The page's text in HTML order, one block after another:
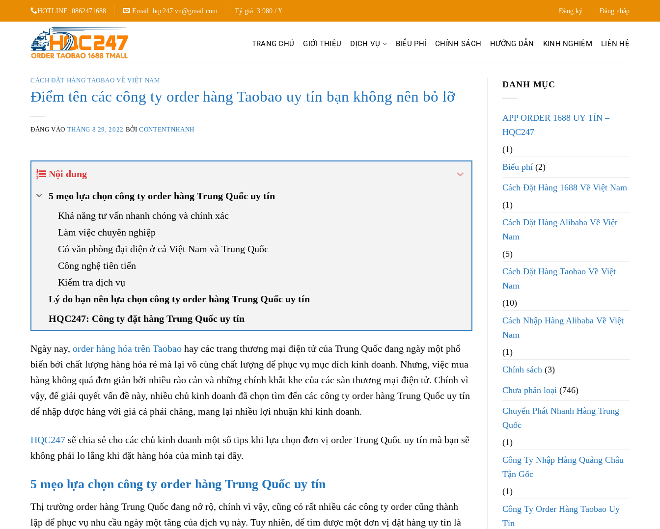
qua
HOTLINE: 0862471688 Email:hqc247.vn@gmail.com Tỷ giá:3.980 / ¥ Đăng ký Đăng nhập
TRANG CHỦ GIỚI THIỆU DỊCH VỤ BIỂU PHÍ CHÍNH SÁCH HƯỚNG DẪN KINH NGHIỆM LIÊN HỆ
CÁCH ĐẶT HÀNG TAOBAO VỀ VIỆT NAM
Điểm tên các công ty order hàng Taobao uy tín bạn không nên bỏ lỡ
ĐĂNG VÀO THÁNG 8 29, 2022 BỞICONTENTNHANH
Nội dung
5 mẹo lựa chọn công ty order hàng Trung Quốc uy tín
Khả năng tư vấn nhanh chóng và chính xác
Làm việc chuyên nghiệp
Có văn phòng đại diện ở cả Việt Nam và Trung Quốc
Công nghệ tiên tiến
Kiểm tra dịch vụ
Lý do bạn nên lựa chọn công ty order hàng Trung Quốc uy tín
HQC247: Công ty đặt hàng Trung Quốc uy tín
Ngày nay, order hàng hóa trên Taobao hay các trang thương mại điện tử của Trung Quốc đang ngày một phổ
biến bởi chất lượng hàng hóa rẻ mà lại vô cùng chất lượng để phục vụ mục đích kinh doanh. Nhưng, việc mua
hàng không quá đơn giản bởi nhiều rào cản và những chính khắt khe của các sàn thương mại điện tử. Chính vì
vậy, để giải quyết vấn đề này, nhiều chủ kinh doanh đã chọn tìm đến các công ty order hàng Trung Quốc uy tín
để nhập được hàng với giá cả phải chăng, mang lại nhiều lợi nhuận khi kinh doanh.
HQC247 sẽ chia sẻ cho các chủ kinh doanh một số tips khi lựa chọn đơn vị order Trung Quốc uy tín mà bạn sẽ
không phải lo lắng khi đặt hàng hóa của mình tại đây.
5 mẹo lựa chọn công ty order hàng Trung Quốc uy tín
Thị trường order hàng Trung Quốc đang nở rộ, chính vì vậy, cũng có rất nhiều các công ty order cũng thành
lập để phục vụ nhu cầu ngày một tăng của dịch vụ này. Tuy nhiên, để tìm được một đơn vị đặt hàng uy tín là
DANH MỤC
APP ORDER 1688 UY TÍN –
HQC247
(1)
Biểu phí (2)
Cách Đặt Hàng 1688 Về Việt Nam
(1)
Cách Đặt Hàng Alibaba Về Việt
Nam
(5)
Cách Đặt Hàng Taobao Về Việt
Nam
(10)
Cách Nhập Hàng Alibaba Về Việt
Nam
(1)
Chính sách (3)
Chưa phân loại (746)
Chuyển Phát Nhanh Hàng Trung
Quốc
(1)
Công Ty Nhập Hàng Quảng Châu
Tận Gốc
(1)
Công Ty Order Hàng Taobao Uy
Tín